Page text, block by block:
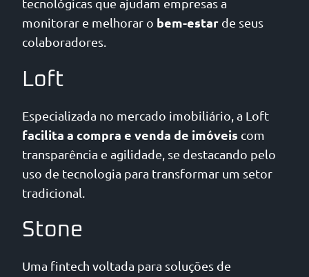
tecnológicas que ajudam empresas a
monitorar e melhorar o bem-estar de seus
colaboradores.
Loft
Especializada no mercado imobiliário, a Loft
facilita a compra e venda de imóveis com
transparência e agilidade, se destacando pelo
uso de tecnologia para transformar um setor
tradicional.
Stone
Uma fintech voltada para soluções de